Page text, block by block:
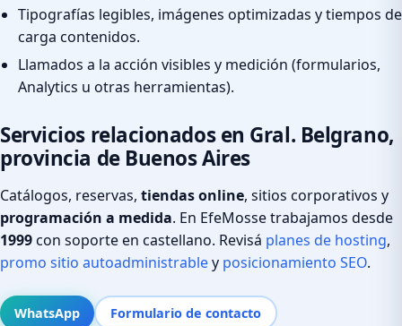
Tipografías legibles, imágenes optimizadas y tiempos de
carga contenidos.
Llamados a la acción visibles y medición (formularios,
Analytics u otras herramientas).
Servicios relacionados en Gral. Belgrano,
provincia de Buenos Aires
Catálogos, reservas, tiendas online, sitios corporativos y
programación a medida. En EfeMosse trabajamos desde
1999con soporte en castellano. Revisá planes de hosting,
promo sitio autoadministrabley posicionamiento SEO.
WhatsApp Formulario de contacto